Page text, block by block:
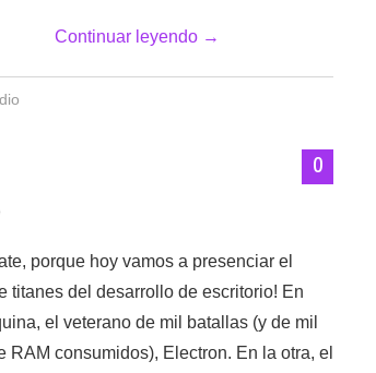
Continuar leyendo →
0
porque hoy vamos a presenciar el
titanes del desarrollo de escritorio! En
el veterano de mil batallas (y de mil
RAM consumidos), Electron. En la otra, el